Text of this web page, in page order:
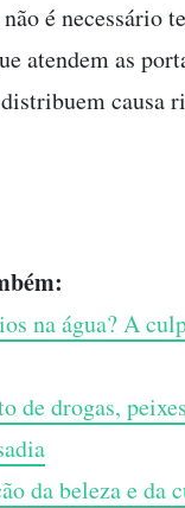
é necessário
atendem as
causa
na água? A
de drogas,
da beleza e da